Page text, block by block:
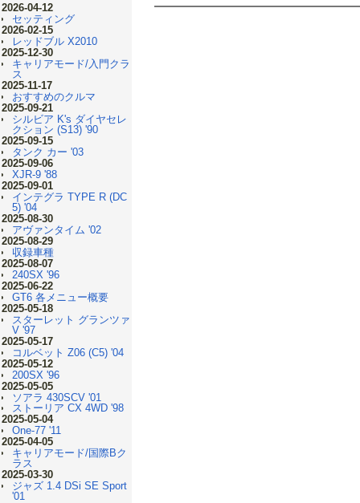
2026-04-12
セッティング
2026-02-15
レッドブル X2010
2025-12-30
キャリアモード/入門クラ
ス
2025-11-17
おすすめのクルマ
2025-09-21
シルビア K's ダイヤセレ
クション (S13) '90
2025-09-15
タンク カー '03
2025-09-06
XJR-9 '88
2025-09-01
インテグラ TYPE R (DC
5) '04
2025-08-30
アヴァンタイム '02
2025-08-29
収録車種
2025-08-07
240SX '96
2025-06-22
GT6 各メニュー概要
2025-05-18
スターレット グランツァ
V '97
2025-05-17
コルベット Z06 (C5) '04
2025-05-12
200SX '96
2025-05-05
ソアラ 430SCV '01
ストーリア CX 4WD '98
2025-05-04
One-77 '11
2025-04-05
キャリアモード/国際Bク
ラス
2025-03-30
ジャズ 1.4 DSi SE Sport
'01